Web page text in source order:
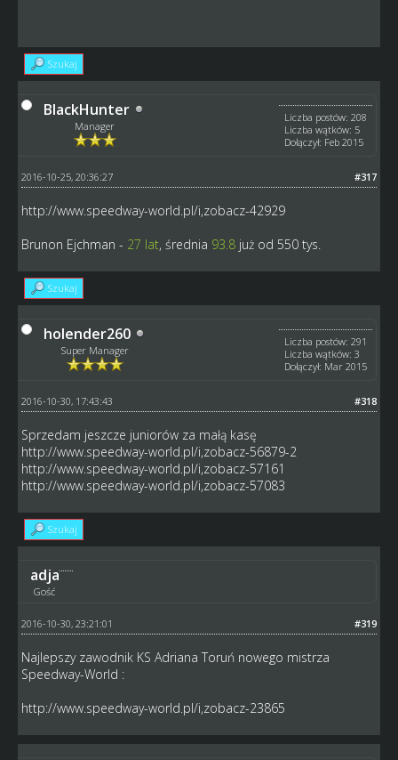
Szukaj
BlackHunter
Manager
Liczba postów: 208
Liczba wątków: 5
Dołączył: Feb 2015
#317
2016-10-25, 20:36:27
http://www.speedway-world.pl/i,zobacz-42929
Brunon Ejchman - 27 lat, średnia 93.8już od 550 tys.
Szukaj
holender260
Super Manager
Liczba postów: 291
Liczba wątków: 3
Dołączył: Mar 2015
#318
2016-10-30, 17:43:43
Sprzedam jeszcze juniorów za małą kasę
http://www.speedway-world.pl/i,zobacz-56879-2
http://www.speedway-world.pl/i,zobacz-57161
http://www.speedway-world.pl/i,zobacz-57083
Szukaj
adja
Gość
#319
2016-10-30, 23:21:01
Najlepszy zawodnik KS Adriana Toruń nowego mistrza
Speedway-World :
http://www.speedway-world.pl/i,zobacz-23865